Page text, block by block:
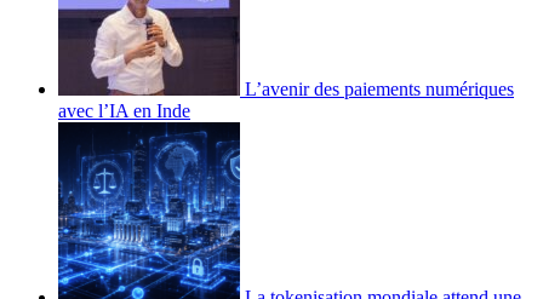
L’avenir des paiements numériques
avec l’IA en Inde